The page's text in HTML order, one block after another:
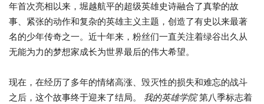
年首次亮相以来，堀越航平的超级英雄史诗融合了真挚的故
事、紧张的动作和复杂的英雄主义主题，创造了有史以来最著
名的少年传奇之一。近十年来，粉丝们一直关注着绿谷出久从
无能为力的梦想家成长为世界最后的伟大希望。
现在，在经历了多年的情绪高涨、毁灭性的损失和难忘的战斗
之后，这个故事终于迎来了结局。 我的英雄学院第八季标志着